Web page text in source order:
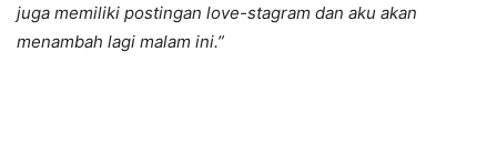
juga memiliki postingan love-stagram dan aku akan
menambah lagi malam ini.”